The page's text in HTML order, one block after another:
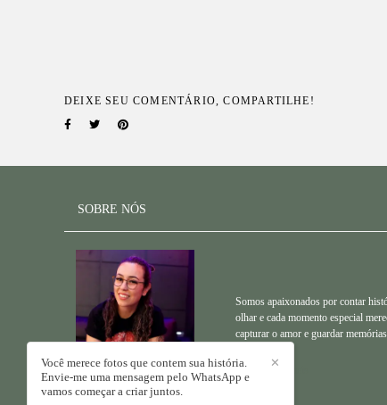
DEIXE SEU COMENTÁRIO, COMPARTILHE!
SOBRE NÓS
Somos apaixonados por contar
olhar e cada momento especial
capturar o amor e guardar memórias
Saiba mais
✕
Você merece fotos que contem sua história.
Envie-me uma mensagem pelo WhatsApp e
vamos começar a criar juntos.